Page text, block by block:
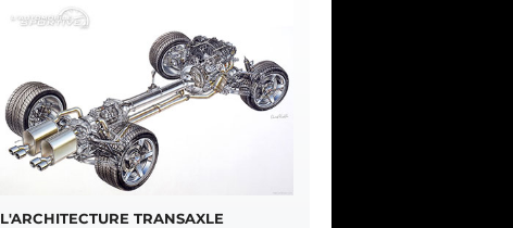
L'ARCHITECTURE TRANSAXLE